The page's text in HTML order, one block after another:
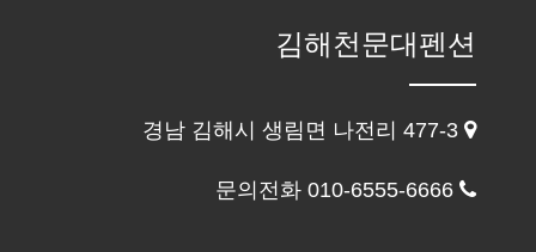
김해천문대펜션
경남 김해시 생림면 나전리 477-3
문의전화 010-6555-6666